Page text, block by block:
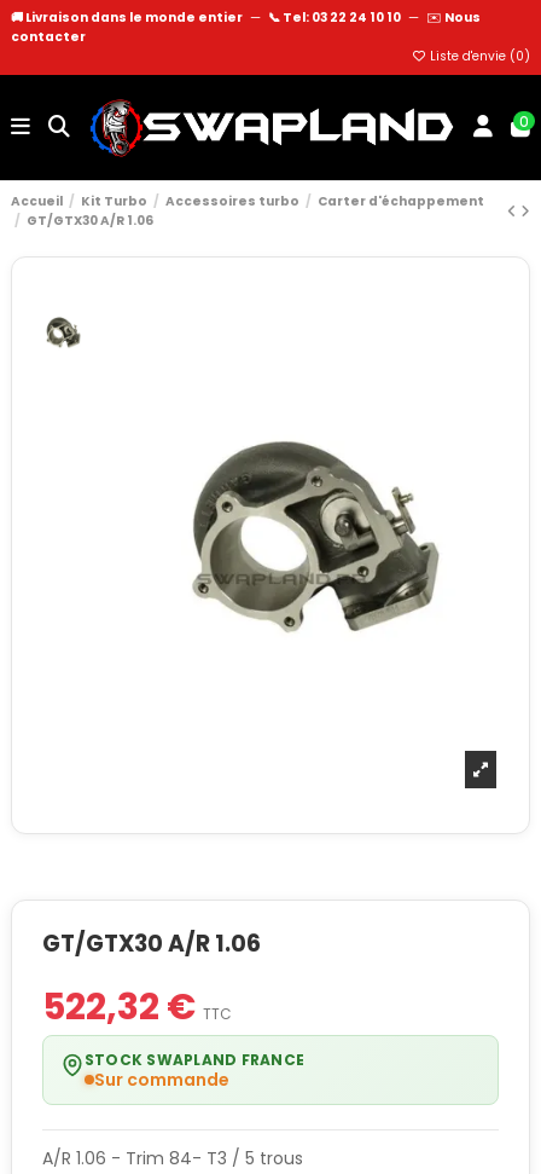
🚚 Livraison dans le monde entier — 📞 Tel: 03 22 24 10 10 — ✉️ Nous
contacter
Liste d'envie (0)
0
Accueil Kit Turbo Accessoires turbo
Carter d'échappement
GT/GTX30 A/R 1.06
GT/GTX30 A/R 1.06
522,32 € TTC
STOCK SWAPLAND FRANCE
Sur commande
A/R 1.06 - Trim 84- T3 / 5 trous